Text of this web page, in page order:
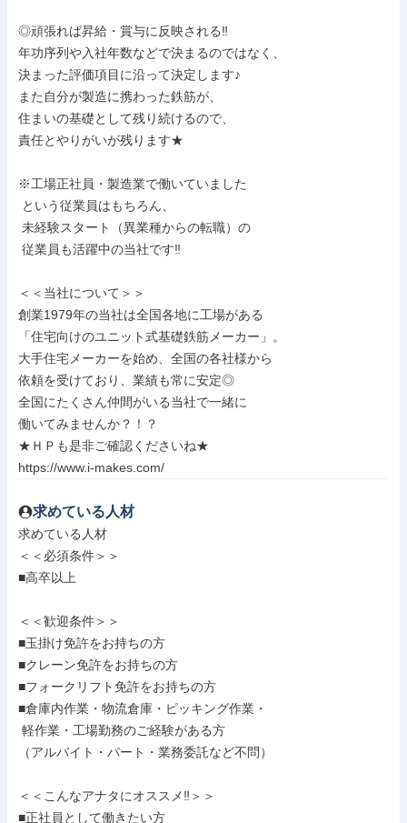
◎頑張れば昇給・賞与に反映される‼
年功序列や入社年数などで決まるのではなく、
決まった評価項目に沿って決定します♪
また自分が製造に携わった鉄筋が、
住まいの基礎として残り続けるので、
責任とやりがいが残ります★
※工場正社員・製造業で働いていました
＜＜当社について＞＞
創業1979年の当社は全国各地に工場がある
「住宅向けのユニット式基礎鉄筋メーカー」。
大手住宅メーカーを始め、全国の各社様から
依頼を受けており、業績も常に安定◎
全国にたくさん仲間がいる当社で一緒に
働いてみませんか？！？
★ＨＰも是非ご確認くださいね★
https://www.i-makes.com/
求めている人材
求めている人材
＜＜必須条件＞＞
■高卒以上
＜＜歓迎条件＞＞
■玉掛け免許をお持ちの方
■クレーン免許をお持ちの方
■フォークリフト免許をお持ちの方
■倉庫内作業・物流倉庫・ピッキング作業・
（アルバイト・パート・業務委託など不問）
＜＜こんなアナタにオススメ‼＞＞
■正社員として働きたい方